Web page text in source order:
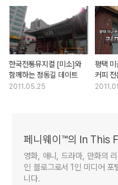
한국전통뮤지컬 [미소]와
함께하는 정동길 데이트
2011.05.25
평택 미
커피
페니웨이™의 In This
영화, 애니, 드라마, 만화의
인 블로그로서 1인 미디어 포
니다.